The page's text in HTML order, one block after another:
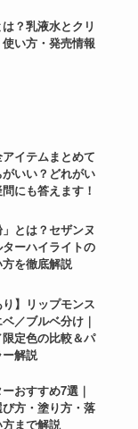
？乳液水とクリ
い方・発売情報
イテムまとめて
いい？どれがい
にも答えます！
」とは？セザンヌ
ターハイライトの
を徹底解説
り】リップモンス
／ブルベ分け｜
定色の比較＆パ
解説
おすすめ7選｜
方・塗り方・落
まで解説